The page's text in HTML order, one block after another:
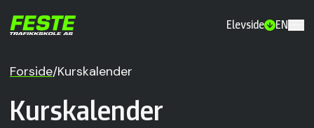
Elevside EN
Forside/Kurskalender
Kurskalender